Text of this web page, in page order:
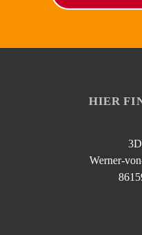
HIER
Werner-